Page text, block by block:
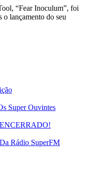
“Fear Inoculum”, foi
o lançamento do seu
Super Ouvintes
Rádio SuperFM